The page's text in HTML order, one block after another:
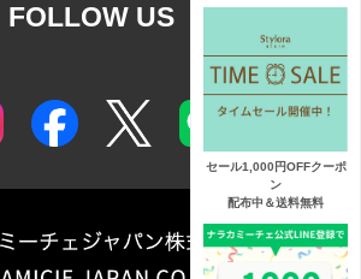
FOLLOW US
セール1,000円OFFクーポ
ン
配布中＆送料無料